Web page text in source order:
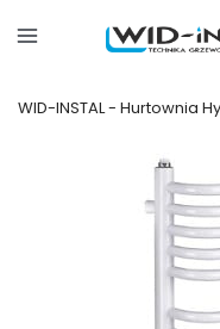
WID-INSTAL - Hurtownia